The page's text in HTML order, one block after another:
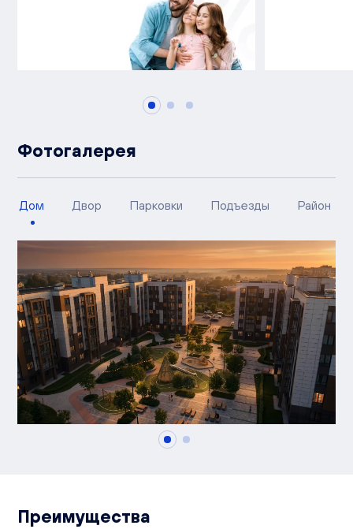
Фотогалерея
Дом Двор Парковки Подъезды Район
Преимущества